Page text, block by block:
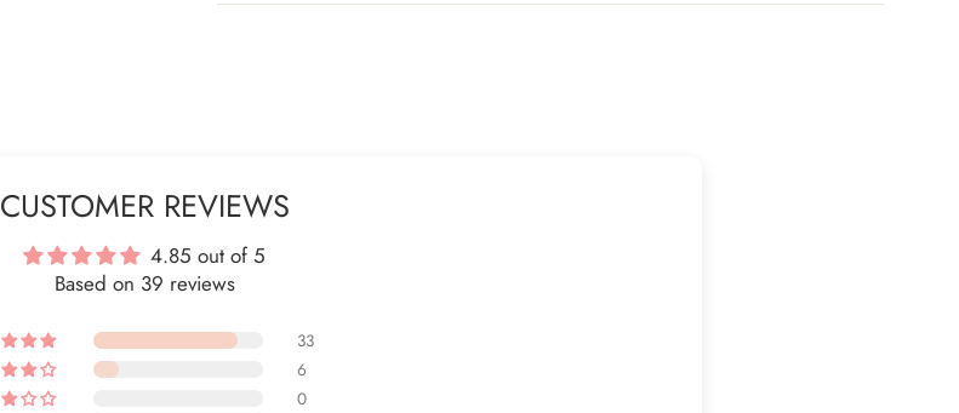
CUSTOMER REVIEWS
4.85 out of 5
Based on 39 reviews
33
6
0